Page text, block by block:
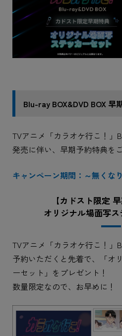
Blu-ray BOX&DVD BOX 早
TVアニメ「カラオケ行こ！」
発売に伴い、早期予約特典を
キャンペーン期間：～無くな
【カドスト限定
オリジナル場面写
TVアニメ「カラオケ行こ！」
予約いただくと先着で、「オ
ーセット」をプレゼント！
数量限定なので、お早めに！